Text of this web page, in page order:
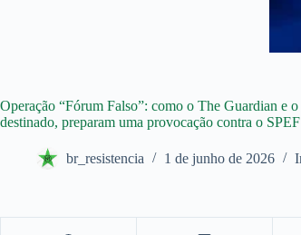
Operação “Fórum Falso”: como o The Guardian e
destinado, preparam uma provocação contra o SPEF
br_resistencia 1 de junho de 2026